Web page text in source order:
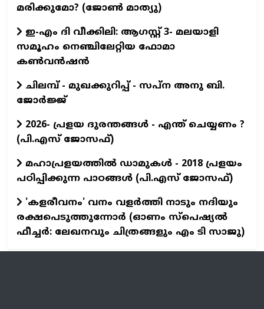
മരിക്കുമോ? (ജോണ്‍ മാത്യു)
ഇ-എം ദി വീക്കിലി: ആഗസ്റ്റ് 3- മലയാളി
സമൂഹം നെഞ്ചിലേറ്റിയ ഫോമാ
കൺവൻഷൻ
ചിലമ്പ് - മുഖക്കുറിപ്പ് - സപ്ന അനു ബി.
ജോർജ്ജ്
2026- പ്രളയ ദുരന്തങ്ങള്‍ - എന്ത് ചെയ്യണം ?
(പി.എസ് ജോസഫ്‌)
മഹാപ്രളയത്തില്‍ ഡാമുകള്‍ - 2018 പ്രളയം
പഠിപ്പിക്കുന്ന പാഠങ്ങള്‍ (പി.എസ് ജോസഫ്‌)
'കളരീവനം' വനം വളര്‍ത്തി നാടും നദിയും
രക്ഷപെടുത്തുന്നോര്‍ (ഓണം സ്പെഷ്യല്‍
ഫീച്ചര്‍: ലേഖനവും ചിത്രങ്ങളും എം ടി സാജു)